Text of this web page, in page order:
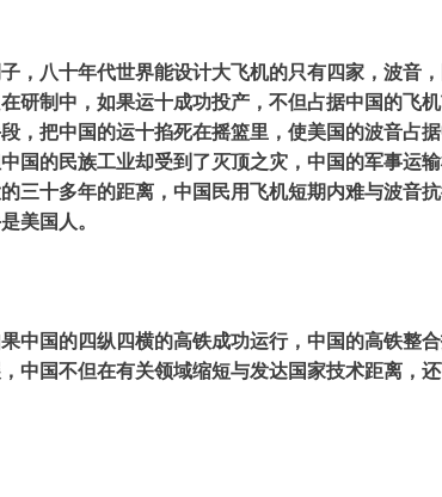
，八十年代世界能设计大飞机的只有四家，波音
研制中，如果运十成功投产，不但占据中国的飞
，把中国的运十掐死在摇篮里，使美国的波音占
国的民族工业却受到了灭顶之灾，中国的军事运
三十多年的距离，中国民用飞机短期内难与波音
美国人。
中国的四纵四横的高铁成功运行，中国的高铁整
中国不但在有关领域缩短与发达国家技术距离，